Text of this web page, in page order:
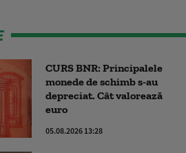
CURS BNR: Principalele
monede de schimb s-au
depreciat. Cât valorează
euro
05.08.2026 13:28